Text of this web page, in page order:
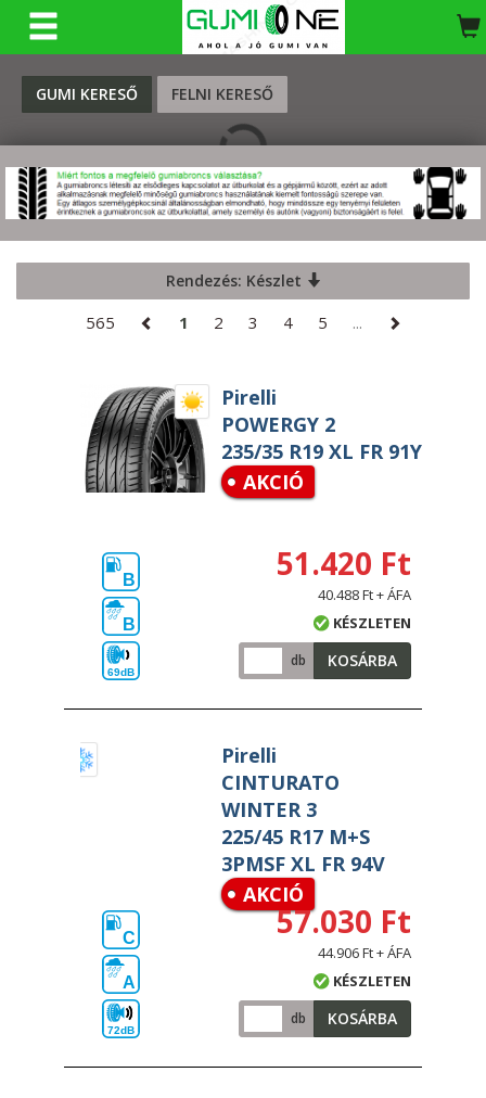
GUMI KERESŐ FELNI KERESŐ
KERESÉS
Rendezés: Készlet
565 1 2 3 4 5 ...
Pirelli
POWERGY 2
235/35 R19 XL FR 91Y
AKCIÓ
B
B
69dB
51.420 Ft
40.488 Ft + ÁFA
KÉSZLETEN
db KOSÁRBA
Pirelli
CINTURATO
WINTER 3
225/45 R17 M+S
3PMSF XL FR 94V
AKCIÓ
C
A
72dB
57.030 Ft
44.906 Ft + ÁFA
KÉSZLETEN
db KOSÁRBA